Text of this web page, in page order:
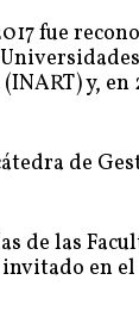
fue
y,
de
de las
en